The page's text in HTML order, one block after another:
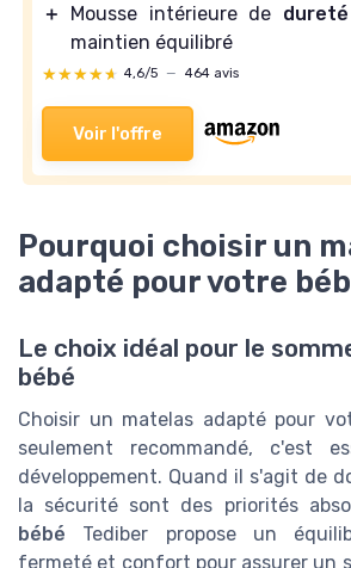
＋
Mousse intérieure de
maintien équilibré
★★★★★
★★★★★ 4,6/5 — 464 avis
Voir l'offre
Pourquoi choisir un
adapté pour votre
Le choix idéal pour le
bébé
Choisir un matelas adapté pour
seulement recommandé, c'est
développement. Quand il s'agit de
la sécurité sont des priorités
bébé Tediber propose un
fermeté et confort pour assurer un